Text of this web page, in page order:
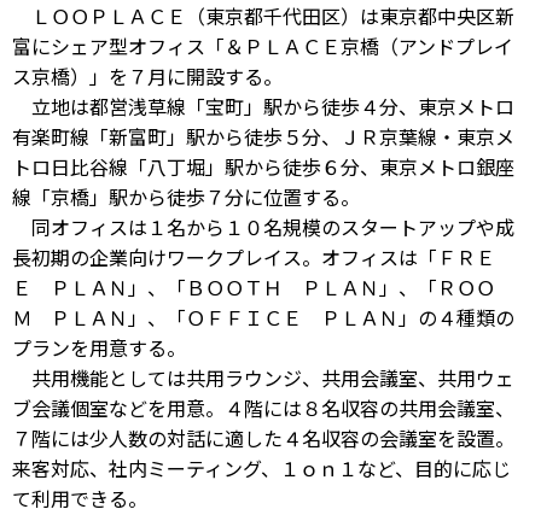
ＬＯＯＰＬＡＣＥ（東京都千代田区）は東京都中央区新
富にシェア型オフィス「＆ＰＬＡＣＥ京橋（アンドプレイ
ス京橋）」を７月に開設する。
立地は都営浅草線「宝町」駅から徒歩４分、東京メトロ
有楽町線「新富町」駅から徒歩５分、ＪＲ京葉線・東京メ
トロ日比谷線「八丁堀」駅から徒歩６分、東京メトロ銀座
線「京橋」駅から徒歩７分に位置する。
同オフィスは１名から１０名規模のスタートアップや成
長初期の企業向けワークプレイス。オフィスは「ＦＲＥ
Ｅ ＰＬＡＮ」、「ＢＯＯＴＨ ＰＬＡＮ」、「ＲＯＯ
Ｍ ＰＬＡＮ」、「ＯＦＦＩＣＥ ＰＬＡＮ」の４種類の
プランを用意する。
共用機能としては共用ラウンジ、共用会議室、共用ウェ
ブ会議個室などを用意。４階には８名収容の共用会議室、
７階には少人数の対話に適した４名収容の会議室を設置。
来客対応、社内ミーティング、１ｏｎ１など、目的に応じ
て利用できる。